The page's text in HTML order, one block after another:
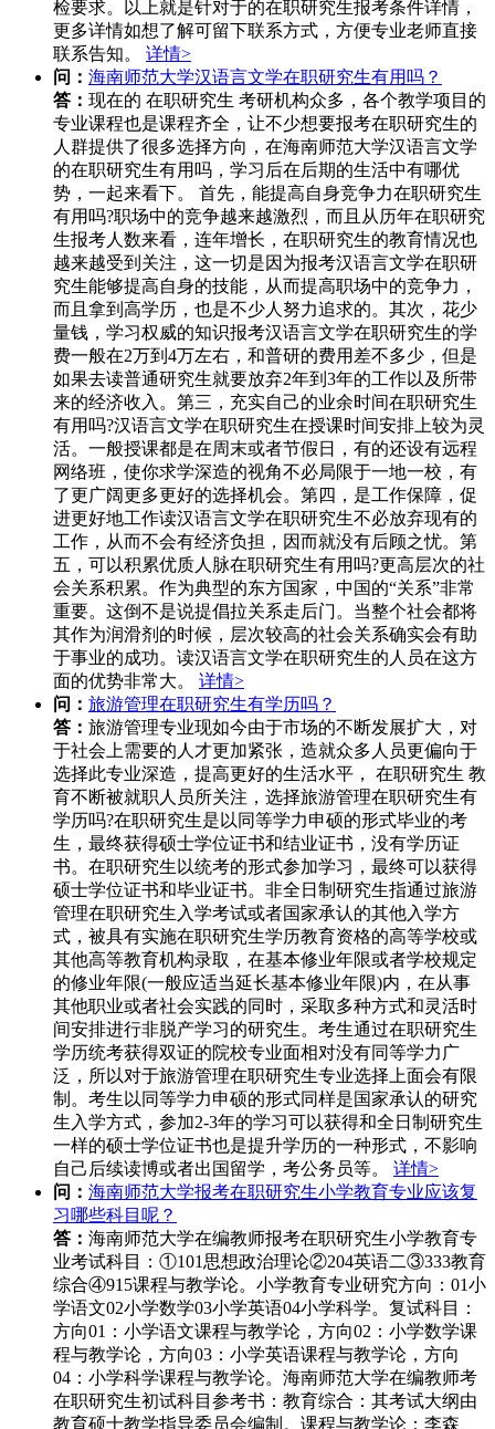
检要求。以上就是针对于的在职研究生报考条件详情，
更多详情如想了解可留下联系方式，方便专业老师直接
联系告知。 详情>
问： 海南师范大学汉语言文学在职研究生有用吗？
答： 现在的 在职研究生 考研机构众多，各个教学项目的
专业课程也是课程齐全，让不少想要报考在职研究生的
人群提供了很多选择方向，在海南师范大学汉语言文学
的在职研究生有用吗，学习后在后期的生活中有哪优
势，一起来看下。 首先，能提高自身竞争力在职研究生
有用吗?职场中的竞争越来越激烈，而且从历年在职研究
生报考人数来看，连年增长，在职研究生的教育情况也
越来越受到关注，这一切是因为报考汉语言文学在职研
究生能够提高自身的技能，从而提高职场中的竞争力，
而且拿到高学历，也是不少人努力追求的。其次，花少
量钱，学习权威的知识报考汉语言文学在职研究生的学
费一般在2万到4万左右，和普研的费用差不多少，但是
如果去读普通研究生就要放弃2年到3年的工作以及所带
来的经济收入。第三，充实自己的业余时间在职研究生
有用吗?汉语言文学在职研究生在授课时间安排上较为灵
活。一般授课都是在周末或者节假日，有的还设有远程
网络班，使你求学深造的视角不必局限于一地一校，有
了更广阔更多更好的选择机会。第四，是工作保障，促
进更好地工作读汉语言文学在职研究生不必放弃现有的
工作，从而不会有经济负担，因而就没有后顾之忧。第
五，可以积累优质人脉在职研究生有用吗?更高层次的社
会关系积累。作为典型的东方国家，中国的“关系”非常
重要。这倒不是说提倡拉关系走后门。当整个社会都将
其作为润滑剂的时候，层次较高的社会关系确实会有助
于事业的成功。读汉语言文学在职研究生的人员在这方
面的优势非常大。 详情>
问： 旅游管理在职研究生有学历吗？
答： 旅游管理专业现如今由于市场的不断发展扩大，对
于社会上需要的人才更加紧张，造就众多人员更偏向于
选择此专业深造，提高更好的生活水平， 在职研究生 教
育不断被就职人员所关注，选择旅游管理在职研究生有
学历吗?在职研究生是以同等学力申硕的形式毕业的考
生，最终获得硕士学位证书和结业证书，没有学历证
书。在职研究生以统考的形式参加学习，最终可以获得
硕士学位证书和毕业证书。非全日制研究生指通过旅游
管理在职研究生入学考试或者国家承认的其他入学方
式，被具有实施在职研究生学历教育资格的高等学校或
其他高等教育机构录取，在基本修业年限或者学校规定
的修业年限(一般应适当延长基本修业年限)内，在从事
其他职业或者社会实践的同时，采取多种方式和灵活时
间安排进行非脱产学习的研究生。考生通过在职研究生
学历统考获得双证的院校专业面相对没有同等学力广
泛，所以对于旅游管理在职研究生专业选择上面会有限
制。考生以同等学力申硕的形式同样是国家承认的研究
生入学方式，参加2-3年的学习可以获得和全日制研究生
一样的硕士学位证书也是提升学历的一种形式，不影响
自己后续读博或者出国留学，考公务员等。 详情>
问： 海南师范大学报考在职研究生小学教育专业应该复
习哪些科目呢？
答： 海南师范大学在编教师报考在职研究生小学教育专
业考试科目：①101思想政治理论②204英语二③333教育
综合④915课程与教学论。小学教育专业研究方向：01小
学语文02小学数学03小学英语04小学科学。复试科目：
方向01：小学语文课程与教学论，方向02：小学数学课
程与教学论，方向03：小学英语课程与教学论，方向
04：小学科学课程与教学论。海南师范大学在编教师考
在职研究生初试科目参考书：教育综合：其考试大纲由
教育硕士教学指导委员会编制。课程与教学论：李森、